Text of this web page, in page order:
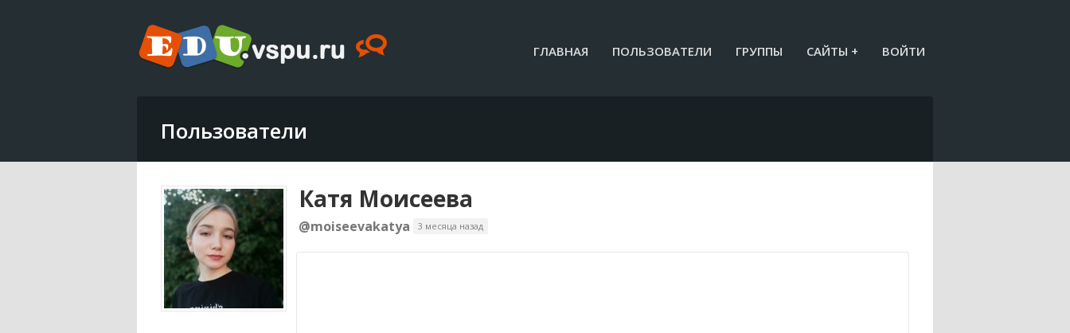
ГЛАВНАЯ ПОЛЬЗОВАТЕЛИ ГРУППЫ САЙТЫ + ВОЙТИ
Пользователи
Катя Моисеева
@moiseevakatya 3 месяца назад